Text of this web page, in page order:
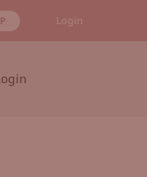
Login